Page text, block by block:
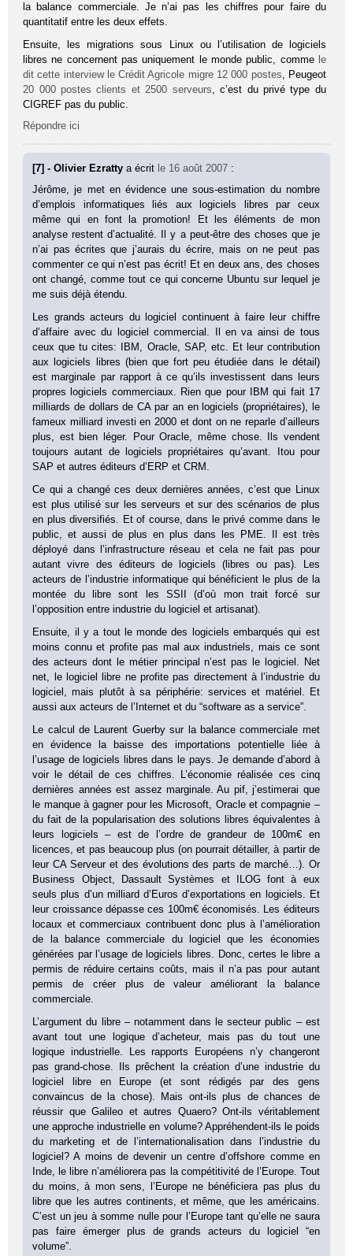
la balance commerciale. Je n’ai pas les chiffres pour faire du
quantitatif entre les deux effets.
Ensuite, les migrations sous Linux ou l’utilisation de logiciels
libres ne concernent pas uniquement le monde public, comme le
dit cette interview le Crédit Agricole migre 12 000 postes, Peugeot
20 000 postes clients et 2500 serveurs, c’est du privé type du
CIGREF pas du public.
Répondre ici
[7] - Olivier Ezrattya écrit le 16 août 2007 :
Jérôme, je met en évidence une sous-estimation du nombre
d’emplois informatiques liés aux logiciels libres par ceux
même qui en font la promotion! Et les éléments de mon
analyse restent d’actualité. Il y a peut-être des choses que je
n’ai pas écrites que j’aurais du écrire, mais on ne peut pas
commenter ce qui n’est pas écrit! Et en deux ans, des choses
ont changé, comme tout ce qui concerne Ubuntu sur lequel je
me suis déjà étendu.
Les grands acteurs du logiciel continuent à faire leur chiffre
d’affaire avec du logiciel commercial. Il en va ainsi de tous
ceux que tu cites: IBM, Oracle, SAP, etc. Et leur contribution
aux logiciels libres (bien que fort peu étudiée dans le détail)
est marginale par rapport à ce qu’ils investissent dans leurs
propres logiciels commerciaux. Rien que pour IBM qui fait 17
milliards de dollars de CA par an en logiciels (propriétaires), le
fameux milliard investi en 2000 et dont on ne reparle d’ailleurs
plus, est bien léger. Pour Oracle, même chose. Ils vendent
toujours autant de logiciels propriétaires qu’avant. Itou pour
SAP et autres éditeurs d’ERP et CRM.
Ce qui a changé ces deux dernières années, c’est que Linux
est plus utilisé sur les serveurs et sur des scénarios de plus
en plus diversifiés. Et of course, dans le privé comme dans le
public, et aussi de plus en plus dans les PME. Il est très
déployé dans l’infrastructure réseau et cela ne fait pas pour
autant vivre des éditeurs de logiciels (libres ou pas). Les
acteurs de l’industrie informatique qui bénéficient le plus de la
montée du libre sont les SSII (d’où mon trait forcé sur
l’opposition entre industrie du logiciel et artisanat).
Ensuite, il y a tout le monde des logiciels embarqués qui est
moins connu et profite pas mal aux industriels, mais ce sont
des acteurs dont le métier principal n’est pas le logiciel. Net
net, le logiciel libre ne profite pas directement à l’industrie du
logiciel, mais plutôt à sa périphérie: services et matériel. Et
aussi aux acteurs de l’Internet et du “software as a service”.
Le calcul de Laurent Guerby sur la balance commerciale met
en évidence la baisse des importations potentielle liée à
l’usage de logiciels libres dans le pays. Je demande d’abord à
voir le détail de ces chiffres. L’économie réalisée ces cinq
dernières années est assez marginale. Au pif, j’estimerai que
le manque à gagner pour les Microsoft, Oracle et compagnie –
du fait de la popularisation des solutions libres équivalentes à
leurs logiciels – est de l’ordre de grandeur de 100m€ en
licences, et pas beaucoup plus (on pourrait détailler, à partir de
leur CA Serveur et des évolutions des parts de marché…). Or
Business Object, Dassault Systèmes et ILOG font à eux
seuls plus d’un milliard d’Euros d’exportations en logiciels. Et
leur croissance dépasse ces 100m€ économisés. Les éditeurs
locaux et commerciaux contribuent donc plus à l’amélioration
de la balance commerciale du logiciel que les économies
générées par l’usage de logiciels libres. Donc, certes le libre a
permis de réduire certains coûts, mais il n’a pas pour autant
permis de créer plus de valeur améliorant la balance
commerciale.
L’argument du libre – notamment dans le secteur public – est
avant tout une logique d’acheteur, mais pas du tout une
logique industrielle. Les rapports Européens n’y changeront
pas grand-chose. Ils prêchent la création d’une industrie du
logiciel libre en Europe (et sont rédigés par des gens
convaincus de la chose). Mais ont-ils plus de chances de
réussir que Galileo et autres Quaero? Ont-ils véritablement
une approche industrielle en volume? Appréhendent-ils le poids
du marketing et de l’internationalisation dans l’industrie du
logiciel? A moins de devenir un centre d’offshore comme en
Inde, le libre n’améliorera pas la compétitivité de l’Europe. Tout
du moins, à mon sens, l’Europe ne bénéficiera pas plus du
libre que les autres continents, et même, que les américains.
C’est un jeu à somme nulle pour l’Europe tant qu’elle ne saura
pas faire émerger plus de grands acteurs du logiciel “en
volume”.